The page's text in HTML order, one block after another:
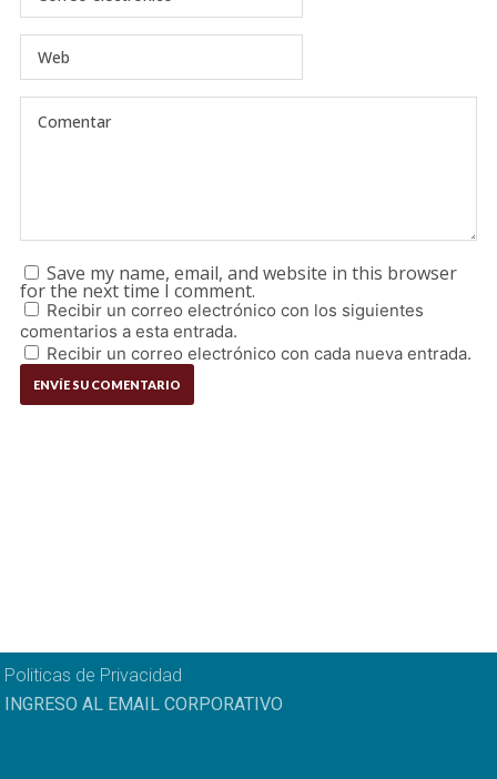
Save my name, email, and website in this browser
for the next time I comment.
Recibir un correo electrónico con los siguientes
comentarios a esta entrada.
Recibir un correo electrónico con cada nueva entrada.
Politicas de Privacidad
INGRESO AL EMAIL CORPORATIVO